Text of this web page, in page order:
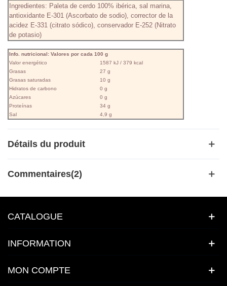
Ingredientes: Paleta de cerdo 100% ibérica, sal marina,
antioxidante E-301 (Ascorbato de sodio), corrector de la
acidez E-331 (citrato sódico), conservador E-252 (Nitrato
de potasio)
Info. nutricional: Valores por cada 100 g
Valor energético
1587 kJ / 379 kcal
Grasas
27 g
Grasas saturadas
10 g
Hidratos de carbono
0 g
Azúcares
0 g
Proteínas
34 g
Sal
4,9 g
Détails du produit
Commentaires(2)
CATALOGUE
INFORMATION
MON COMPTE